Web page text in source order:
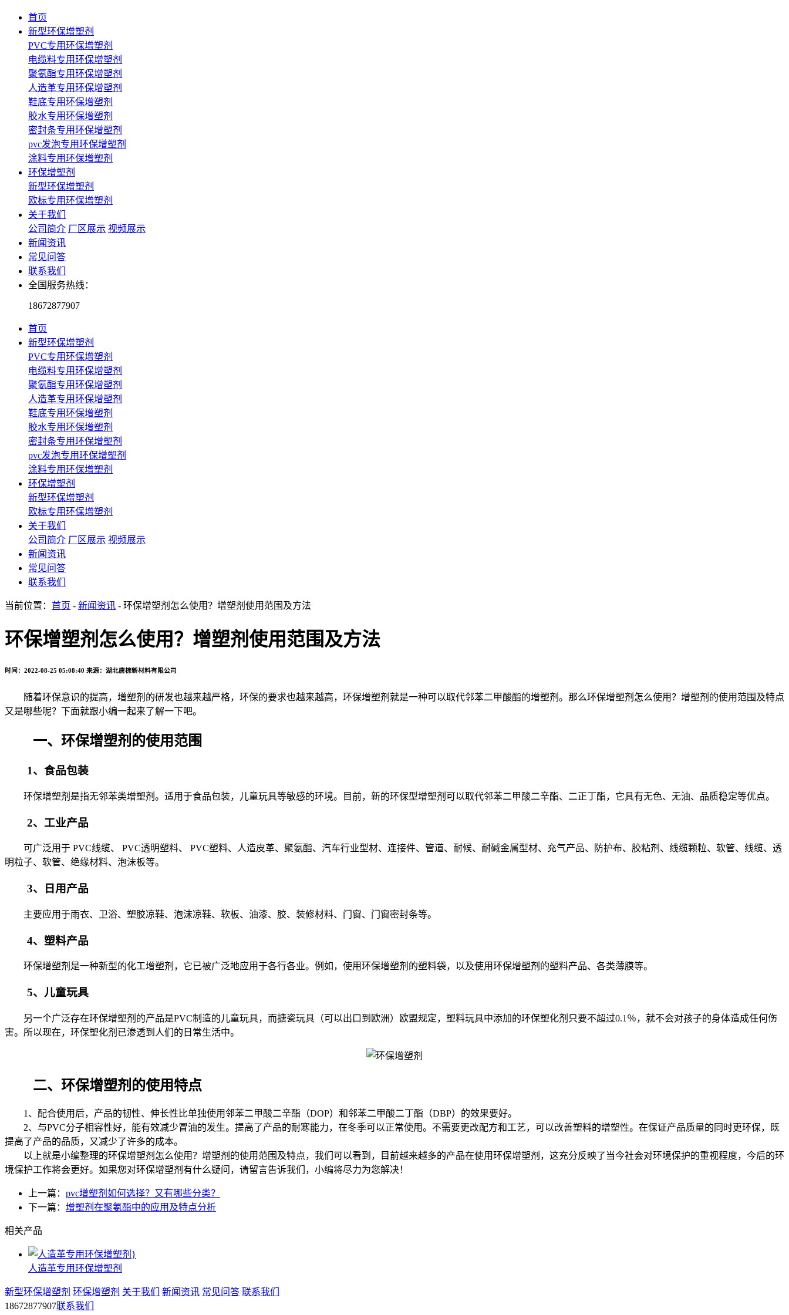
首页
新型环保增塑剂
PVC专用环保增塑剂
电缆料专用环保增塑剂
聚氨酯专用环保增塑剂
人造革专用环保增塑剂
鞋底专用环保增塑剂
胶水专用环保增塑剂
密封条专用环保增塑剂
pvc发泡专用环保增塑剂
涂料专用环保增塑剂
环保增塑剂
新型环保增塑剂
欧标专用环保增塑剂
关于我们
公司简介 厂区展示 视频展示
新闻资讯
常见问答
联系我们
全国服务热线：
18672877907
首页
新型环保增塑剂
PVC专用环保增塑剂
电缆料专用环保增塑剂
聚氨酯专用环保增塑剂
人造革专用环保增塑剂
鞋底专用环保增塑剂
胶水专用环保增塑剂
密封条专用环保增塑剂
pvc发泡专用环保增塑剂
涂料专用环保增塑剂
环保增塑剂
新型环保增塑剂
欧标专用环保增塑剂
关于我们
公司简介 厂区展示 视频展示
新闻资讯
常见问答
联系我们
当前位置： 首页 - 新闻资讯 - 环保增塑剂怎么使用？增塑剂使用范围及方法
环保增塑剂怎么使用？增塑剂使用范围及方法
时间：2022-08-25 05:08:40 来源：湖北唐棕新材料有限公司
随着环保意识的提高，增塑剂的研发也越来越严格，环保的要求也越来越高，环保增塑剂就是一种可以取代邻苯二甲酸酯的增塑剂。那么环保增塑剂怎么使用？增塑剂的使用范围及特点
又是哪些呢？下面就跟小编一起来了解一下吧。
一、环保增塑剂的使用范围
1、食品包装
环保增塑剂是指无邻苯类增塑剂。适用于食品包装，儿童玩具等敏感的环境。目前，新的环保型增塑剂可以取代邻苯二甲酸二辛酯、二正丁酯，它具有无色、无油、品质稳定等优点。
2、工业产品
可广泛用于 PVC线缆、 PVC透明塑料、 PVC塑料、人造皮革、聚氨酯、汽车行业型材、连接件、管道、耐候、耐碱金属型材、充气产品、防护布、胶粘剂、线缆颗粒、软管、线缆、透
明粒子、软管、绝缘材料、泡沫板等。
3、日用产品
主要应用于雨衣、卫浴、塑胶凉鞋、泡沫凉鞋、软板、油漆、胶、装修材料、门窗、门窗密封条等。
4、塑料产品
环保增塑剂是一种新型的化工增塑剂，它已被广泛地应用于各行各业。例如，使用环保增塑剂的塑料袋，以及使用环保增塑剂的塑料产品、各类薄膜等。
5、儿童玩具
另一个广泛存在环保增塑剂的产品是PVC制造的儿童玩具，而搪瓷玩具（可以出口到欧洲）欧盟规定，塑料玩具中添加的环保塑化剂只要不超过0.1％，就不会对孩子的身体造成任何伤
害。所以现在，环保塑化剂已渗透到人们的日常生活中。
二、环保增塑剂的使用特点
1、配合使用后，产品的韧性、伸长性比单独使用邻苯二甲酸二辛酯（DOP）和邻苯二甲酸二丁酯（DBP）的效果要好。
2、与PVC分子相容性好，能有效减少冒油的发生。提高了产品的耐寒能力，在冬季可以正常使用。不需要更改配方和工艺，可以改善塑料的增塑性。在保证产品质量的同时更环保，既
提高了产品的品质，又减少了许多的成本。
以上就是小编整理的环保增塑剂怎么使用？增塑剂的使用范围及特点，我们可以看到，目前越来越多的产品在使用环保增塑剂，这充分反映了当今社会对环境保护的重视程度，今后的环
境保护工作将会更好。如果您对环保增塑剂有什么疑问，请留言告诉我们，小编将尽力为您解决！
上一篇： pvc增塑剂如何选择？又有哪些分类？
下一篇： 增塑剂在聚氨酯中的应用及特点分析
相关产品
人造革专用环保增塑剂
新型环保增塑剂 环保增塑剂 关于我们 新闻资讯 常见问答 联系我们
18672877907联系我们